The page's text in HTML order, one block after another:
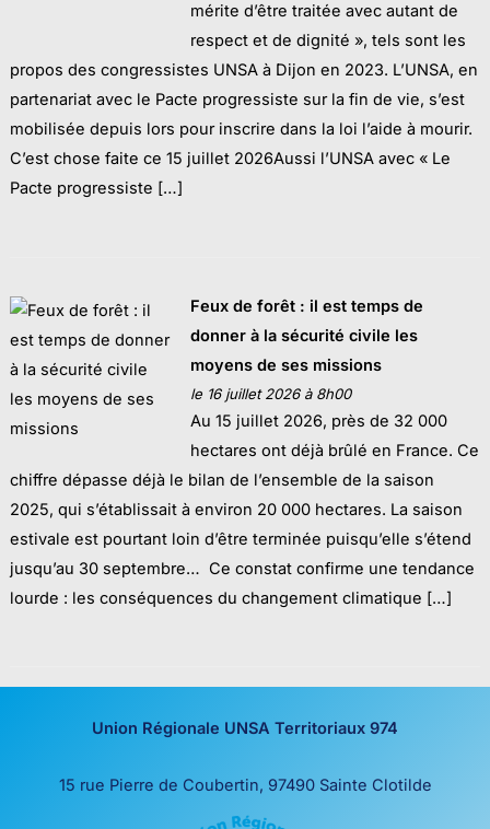
mérite d’être traitée avec autant de
respect et de dignité », tels sont les
propos des congressistes UNSA à Dijon en 2023. L’UNSA, en
partenariat avec le Pacte progressiste sur la fin de vie, s’est
mobilisée depuis lors pour inscrire dans la loi l’aide à mourir.
C’est chose faite ce 15 juillet 2026Aussi l’UNSA avec « Le
Pacte progressiste […]
Feux de forêt : il est temps de
donner à la sécurité civile les
moyens de ses missions
le 16 juillet 2026 à 8h00
Au 15 juillet 2026, près de 32 000
hectares ont déjà brûlé en France. Ce
chiffre dépasse déjà le bilan de l’ensemble de la saison
2025, qui s’établissait à environ 20 000 hectares. La saison
estivale est pourtant loin d’être terminée puisqu’elle s’étend
jusqu’au 30 septembre… Ce constat confirme une tendance
lourde : les conséquences du changement climatique […]
Union Régionale UNSA Territoriaux 974
15 rue Pierre de Coubertin, 97490 Sainte Clotilde